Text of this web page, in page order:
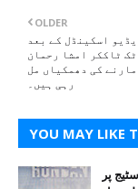
OLDER
اسکینڈل کے بعد
ٹاککر امشا رحمان
کی دھمکیاں مل
رہی ہیں۔
YOU MAY LIKE
پر